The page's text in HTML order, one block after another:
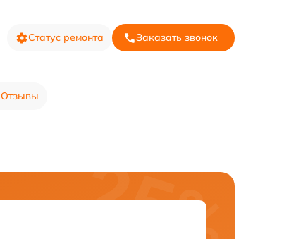
Статус ремонта Заказать звонок
Отзывы